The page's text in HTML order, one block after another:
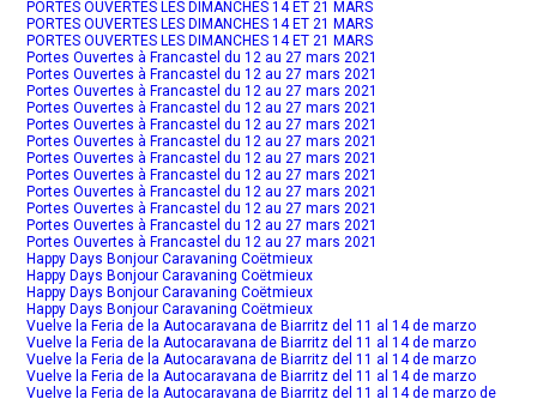
PORTES OUVERTES LES DIMANCHES 14 ET 21 MARS
PORTES OUVERTES LES DIMANCHES 14 ET 21 MARS
PORTES OUVERTES LES DIMANCHES 14 ET 21 MARS
Portes Ouvertes à Francastel du 12 au 27 mars 2021
Portes Ouvertes à Francastel du 12 au 27 mars 2021
Portes Ouvertes à Francastel du 12 au 27 mars 2021
Portes Ouvertes à Francastel du 12 au 27 mars 2021
Portes Ouvertes à Francastel du 12 au 27 mars 2021
Portes Ouvertes à Francastel du 12 au 27 mars 2021
Portes Ouvertes à Francastel du 12 au 27 mars 2021
Portes Ouvertes à Francastel du 12 au 27 mars 2021
Portes Ouvertes à Francastel du 12 au 27 mars 2021
Portes Ouvertes à Francastel du 12 au 27 mars 2021
Portes Ouvertes à Francastel du 12 au 27 mars 2021
Portes Ouvertes à Francastel du 12 au 27 mars 2021
Happy Days Bonjour Caravaning Coëtmieux
Happy Days Bonjour Caravaning Coëtmieux
Happy Days Bonjour Caravaning Coëtmieux
Happy Days Bonjour Caravaning Coëtmieux
Vuelve la Feria de la Autocaravana de Biarritz del 11 al 14 de marzo
Vuelve la Feria de la Autocaravana de Biarritz del 11 al 14 de marzo
Vuelve la Feria de la Autocaravana de Biarritz del 11 al 14 de marzo
Vuelve la Feria de la Autocaravana de Biarritz del 11 al 14 de marzo
Vuelve la Feria de la Autocaravana de Biarritz del 11 al 14 de marzo de